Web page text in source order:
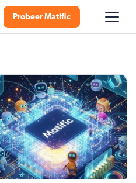
Probeer Matific